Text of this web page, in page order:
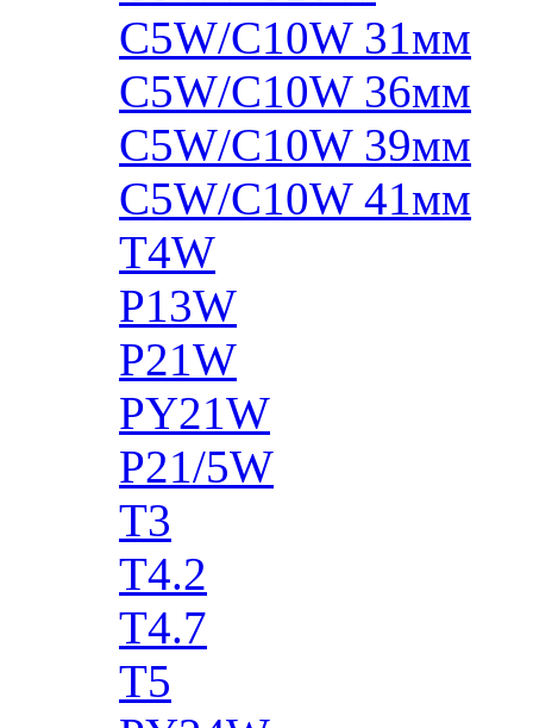
C5W/C10W 31мм
C5W/C10W 36мм
C5W/C10W 39мм
C5W/C10W 41мм
T4W
P13W
P21W
PY21W
P21/5W
T3
T4.2
T4.7
T5